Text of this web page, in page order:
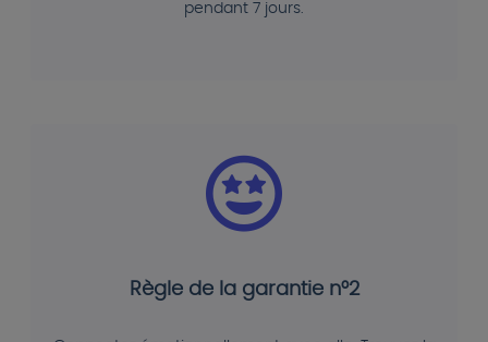
pendant 7 jours.
Règle de la garantie n°2